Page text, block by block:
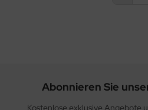
Abonnieren Sie
Kostenlose exklusive Angebote